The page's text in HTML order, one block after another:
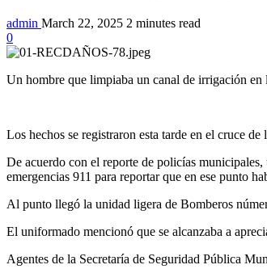
admin March 22, 2025 2 minutes read
0
Un hombre que limpiaba un canal de irrigación
Los hechos se registraron esta tarde en el cruce
De acuerdo con el reporte de policías
emergencias 911 para reportar que en ese punto
Al punto llegó la unidad ligera de Bomberos
El uniformado mencionó que se alcanzaba a
Agentes de la Secretaría de Seguridad Pública